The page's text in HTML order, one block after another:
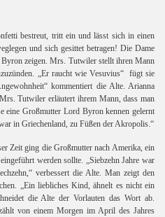
bestreut, tritt ein und lässt sich in einen
und sich gesittet betragen! Die Dame
zeigen. Mrs. Tutwiler stellt ihren Mann
„Er raucht wie Vesuvius“ fügt sie
kommentiert die Alte. Arianna
Tutwiler erläutert ihrem Mann, dass man
eine Großmutter Lord Byron kennen gelernt
in Griechenland, zu Füßen der Akropolis.“
Zeit ging die Großmutter nach Amerika, ein
werden sollte. „Siebzehn Jahre war
verbessert die Alte. Man zeigt den
„Ein liebliches Kind, ähnelt es nicht ein
die Alte der Vorlauten das Wort ab.
von einem Morgen im April des Jahres